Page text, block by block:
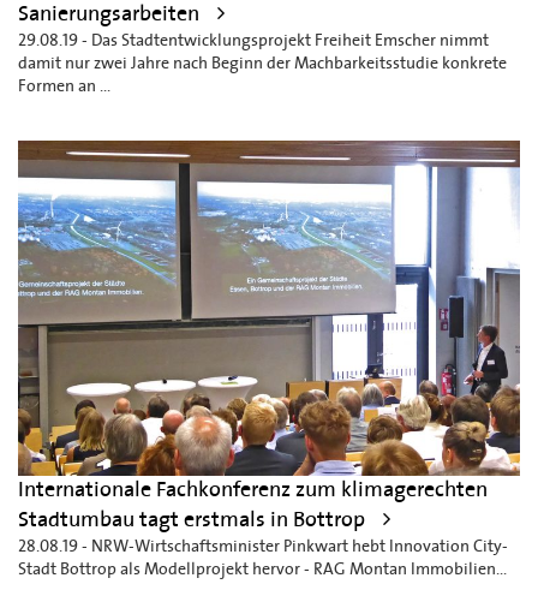
Sanierungsarbeiten
29.08.19 - Das Stadtentwicklungsprojekt Freiheit Emscher nimmt
damit nur zwei Jahre nach Beginn der Machbarkeitsstudie konkrete
Formen an ...
Internationale Fachkonferenz zum klimagerechten
Stadtumbau tagt erstmals in Bottrop
28.08.19 - NRW-Wirtschaftsminister Pinkwart hebt Innovation City-
Stadt Bottrop als Modellprojekt hervor - RAG Montan Immobilien...